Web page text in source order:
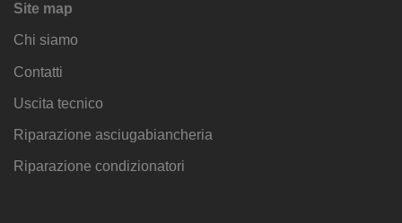
Site map
Chi siamo
Contatti
Uscita tecnico
Riparazione asciugabiancheria
Riparazione condizionatori